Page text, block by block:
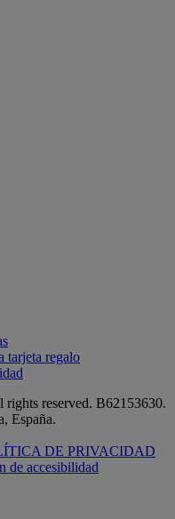
tarjeta regalo
reserved. B62153630.
España.
DE PRIVACIDAD
de accesibilidad